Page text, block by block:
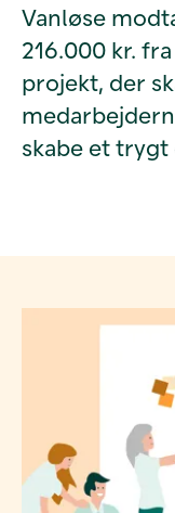
Vanløse
216.000 kr.
projekt, der
skabe et